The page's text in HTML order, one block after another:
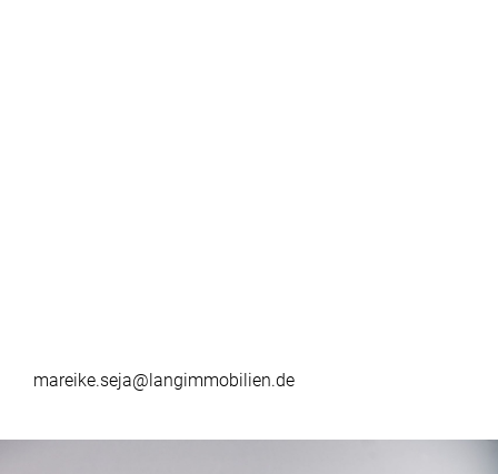
mareike.seja@langimmobilien.de